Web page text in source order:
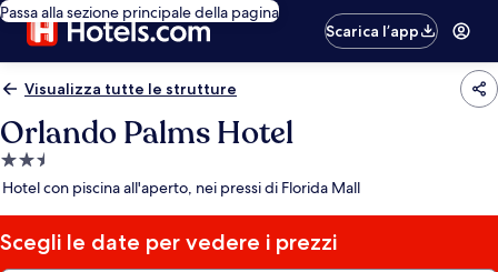
Passa alla sezione principale della pagina
Scarica l’app
Visualizza tutte le strutture
Orlando Palms Hotel
Struttura
a
stelle
Hotel con piscina all'aperto, nei pressi di Florida Mall
Scegli le date per vedere i prezzi